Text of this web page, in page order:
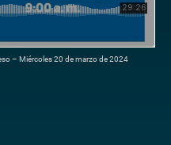
– Miércoles 20 de marzo de 2024